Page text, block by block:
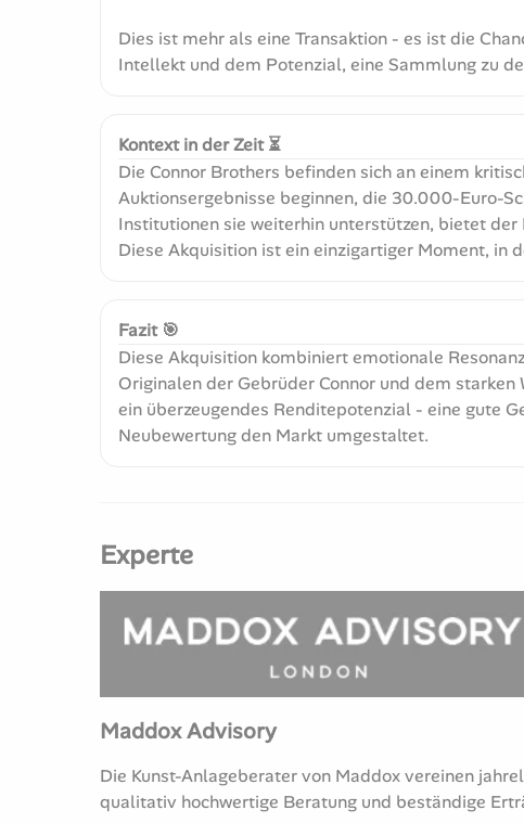
Dies ist mehr als eine Transaktion - es ist die
Intellekt und dem Potenzial, eine Sammlung zu
Kontext in der Zeit ⏳
Die Connor Brothers befinden sich an einem
Auktionsergebnisse beginnen, die 30.000-Euro-
Institutionen sie weiterhin unterstützen, bietet
Diese Akquisition ist ein einzigartiger Moment, in
Fazit 🎯
Diese Akquisition kombiniert emotionale
Originalen der Gebrüder Connor und dem
ein überzeugendes Renditepotenzial - eine gute
Neubewertung den Markt umgestaltet.
Experte
Maddox Advisory
Die Kunst-Anlageberater von Maddox vereinen
qualitativ hochwertige Beratung und beständige